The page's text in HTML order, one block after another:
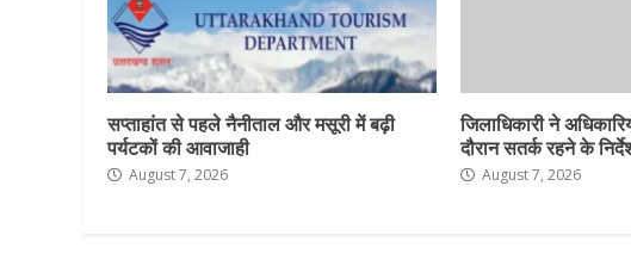
सप्ताहांत से पहले नैनीताल और मसूरी में बढ़ी
पर्यटकों की आवाजाही
August 7, 2026
जिलाधिकारी ने
दौरान सतर्क रहने के
August 7, 2026